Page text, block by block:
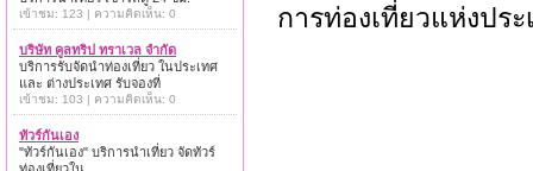
การท่องเที่ยวแห่งปร
เข้าชม: 123 | ความคิดเห็น: 0
บริษัท คูลทริป ทราเวล จำกัด
บริการรับจัดนำท่องเที่ยว ในประเทศ
และ ต่างประเทศ รับจองที่
เข้าชม: 103 | ความคิดเห็น: 0
ทัวร์กันเอง
"ทัวร์กันเอง" บริการนำเที่ยว จัดทัวร์